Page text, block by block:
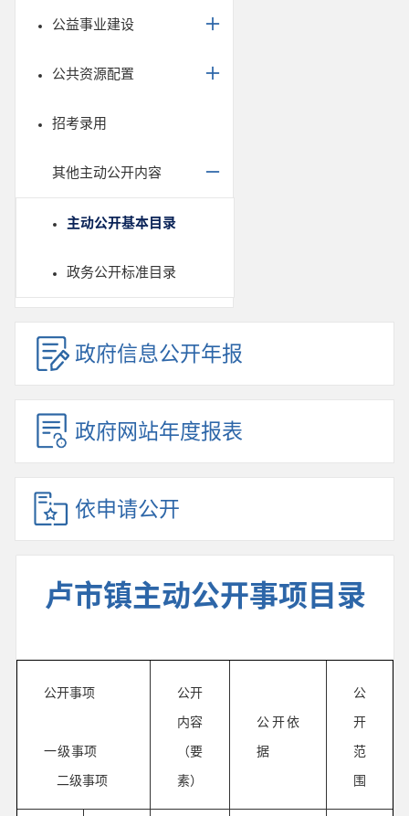
公益事业建设
公共资源配置
招考录用
其他主动公开内容
主动公开基本目录
政务公开标准目录
政府信息公开年报
政府网站年度报表
依申请公开
卢市镇主动公开事项目录
公开事项
一级事项
二级事项
公开
内容
（要
素）
公开依
据
公
开
范
围